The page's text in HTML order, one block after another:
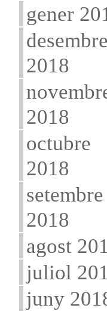
gener
desembre
2018
2018
octubre
2018
setembre
2018
agost
juliol
juny